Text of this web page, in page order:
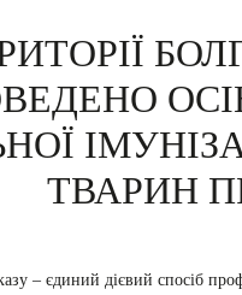
ТВАРИН
– єдиний дієвий спосіб